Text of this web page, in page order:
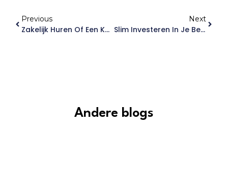
Previous
Zakelijk Huren Of Een Kantoor Aan Huis: Watpast Bij Jou?
Next
Slim Investeren In Je Bedrijf: Zo Pak Je Het Aan
Andere blogs